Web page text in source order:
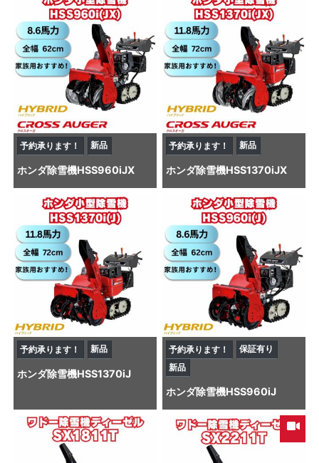
予約承ります！ 新品
ホンダ除雪機HSS960iJX
予約承ります！ 新品
ホンダ除雪機HSS1370iJX
予約承ります！ 新品
ホンダ除雪機HSS1370iJ
予約承ります！
保証有り
新品
ホンダ除雪機HSS960iJ